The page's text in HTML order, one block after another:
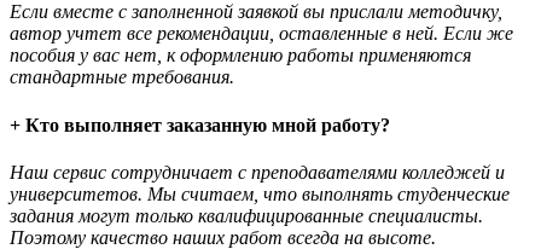
Если вместе с заполненной заявкой вы прислали методичку,
автор учтет все рекомендации, оставленные в ней. Если же
пособия у вас нет, к оформлению работы применяются
стандартные требования.
+ Кто выполняет заказанную мной работу?
Наш сервис сотрудничает с преподавателями колледжей и
университетов. Мы считаем, что выполнять студенческие
задания могут только квалифицированные специалисты.
Поэтому качество наших работ всегда на высоте.